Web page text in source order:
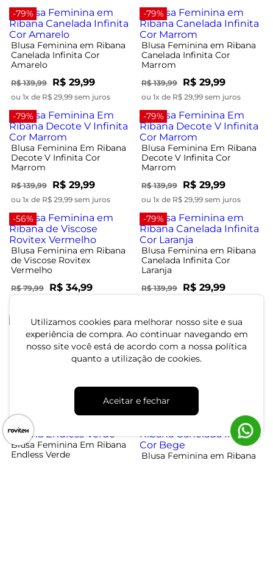
Utilizamos cookies para melhorar nosso site e sua
experiência de compra. Ao continuar navegando em
nosso site você está de acordo com a nossa política
quanto a utilização de cookies.
Aceitar e fechar
-79%
Blusa Feminina em Ribana
Canelada Infinita Cor
Amarelo
R$ 139,99 R$ 29,99
ou 1x de R$ 29,99 sem juros
-79%
Blusa Feminina em Ribana
Canelada Infinita Cor
Marrom
R$ 139,99 R$ 29,99
ou 1x de R$ 29,99 sem juros
-79%
Blusa Feminina Em Ribana
Decote V Infinita Cor
Marrom
R$ 139,99 R$ 29,99
ou 1x de R$ 29,99 sem juros
-79%
Blusa Feminina Em Ribana
Decote V Infinita Cor
Marrom
R$ 139,99 R$ 29,99
ou 1x de R$ 29,99 sem juros
-56%
Blusa Feminina em Ribana
de Viscose Rovitex
Vermelho
R$ 79,99 R$ 34,99
-79%
Blusa Feminina em Ribana
Canelada Infinita Cor
Laranja
R$ 139,99 R$ 29,99
Blusa Feminina Ribana De
Viscose Listrada Rovitex
ou 3x de R$ 29,99 sem juros
-64%
Blusa Feminina Em Ribana
Canelada Lurex Rovitex
R$ 24,99
ou 1x de R$ 24,99 sem juros
Blusa Feminina Em Ribana
Endless Verde
Blusa Feminina em Ribana